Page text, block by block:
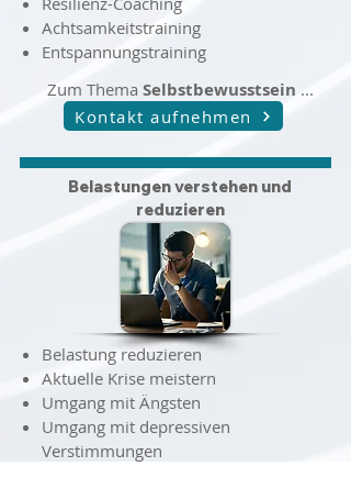
Achtsamkeitstraining
Entspannungstraining
Zum Thema Selbstbewusstsein ...
Kontakt aufnehmen
Belastungen verstehen und
reduzieren
Belastung reduzieren
Aktuelle Krise meistern
Umgang mit Ängsten
Umgang mit depressiven
Verstimmungen